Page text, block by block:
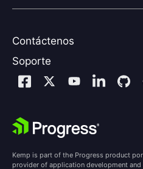
Contáctenos
Soporte
Kemp is part of the Progress product
provider of application development